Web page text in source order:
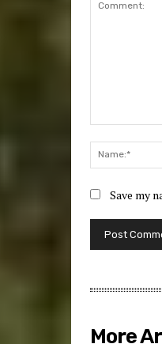
Save my
More